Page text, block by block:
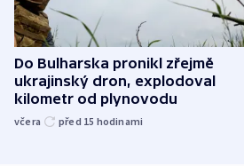
Do Bulharska pronikl zřejmě
ukrajinský dron, explodoval
kilometr od plynovodu
včera před 15 hodinami